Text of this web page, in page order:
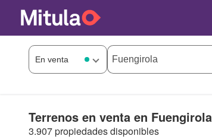
Terrenos en venta en Fuengirola
3.907 propiedades disponibles